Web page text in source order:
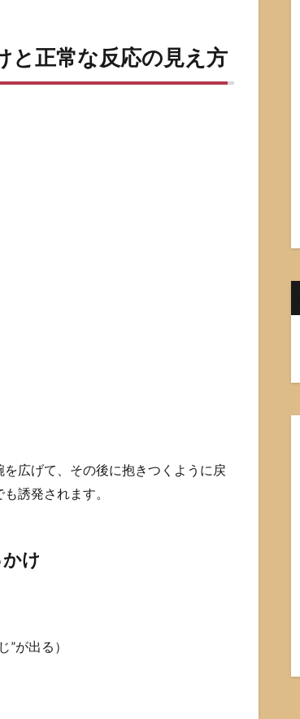
と正常な反応の見え方
広げて、その後に抱きつくように戻
誘発されます。
け
が出る）